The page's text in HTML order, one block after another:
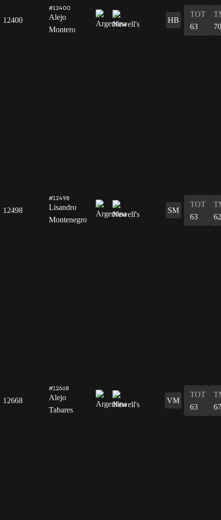
12400
#12400
Alejo
Montero
HB
TOT
63
70
12498
#12498
Lisandro
Montenegro
SM
TOT
63
62
12668
#12668
Alejo
Tabares
VM
TOT
63
67